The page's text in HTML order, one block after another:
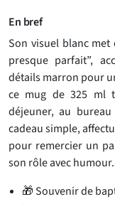
En bref
Son visuel blanc met
presque parfait”,
détails marron pour
ce mug de 325 ml
déjeuner, au
cadeau simple,
pour remercier un
son rôle avec humour.
🎁 Souvenir de